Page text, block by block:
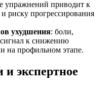
упражнений приводит к
риску прогрессирования
ухудшения: боли,
к снижению
на профильном этапе.
экспертное